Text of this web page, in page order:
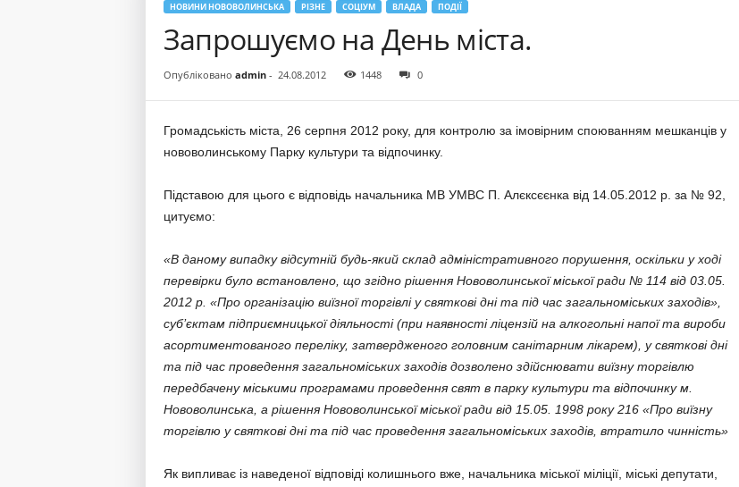
НОВИНИ НОВОВОЛИНСЬКА РІЗНЕ СОЦІУМ ВЛАДА ПОДІЇ
Запрошуємо на День міста.
Опубліковано admin- 24.08.2012 1448 0
Громадськість міста, 26 серпня 2012 року, для контролю за імовірним споюванням мешканців у
нововолинському Парку культури та відпочинку.
Підставою для цього є відповідь начальника МВ УМВС П. Алєксєєнка від 14.05.2012 р. за № 92,
цитуємо:
«В даному випадку відсутній будь-який склад адміністративного порушення, оскільки у ході
перевірки було встановлено, що згідно рішення Нововолинської міської ради № 114 від 03.05.
2012 р. «Про організацію виїзної торгівлі у святкові дні та під час загальноміських заходів»,
суб’єктам підприємницької діяльності (при наявності ліцензій на алкогольні напої та вироби
асортиментованого переліку, затвердженого головним санітарним лікарем), у святкові дні
та під час проведення загальноміських заходів дозволено здійснювати виїзну торгівлю
передбачену міськими програмами проведення свят в парку культури та відпочинку м.
Нововолинська, а рішення Нововолинської міської ради від 15.05. 1998 року 216 «Про виїзну
торгівлю у святкові дні та під час проведення загальноміських заходів, втратило чинність»
Як випливає із наведеної відповіді колишнього вже, начальника міської міліції, міські депутати,